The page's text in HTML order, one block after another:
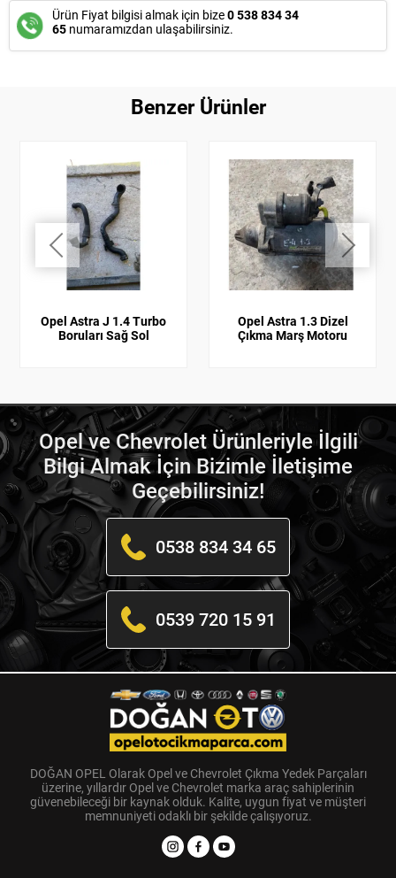
Ürün Fiyat bilgisi almak için bize0 538 834 34
65 numaramızdan ulaşabilirsiniz.
Benzer Ürünler
Opel Astra J 1.4 Turbo
Boruları Sağ Sol
Opel Astra 1.3 Dizel
Çıkma Marş Motoru
Opel ve Chevrolet Ürünleriyle İlgili
Bilgi Almak İçin Bizimle İletişime
Geçebilirsiniz!
0538 834 34 65
0539 720 15 91
DOĞAN OPEL Olarak Opel ve Chevrolet Çıkma Yedek Parçaları
üzerine, yıllardır Opel ve Chevrolet marka araç sahiplerinin
güvenebileceği bir kaynak olduk. Kalite, uygun fiyat ve müşteri
memnuniyeti odaklı bir şekilde çalışıyoruz.